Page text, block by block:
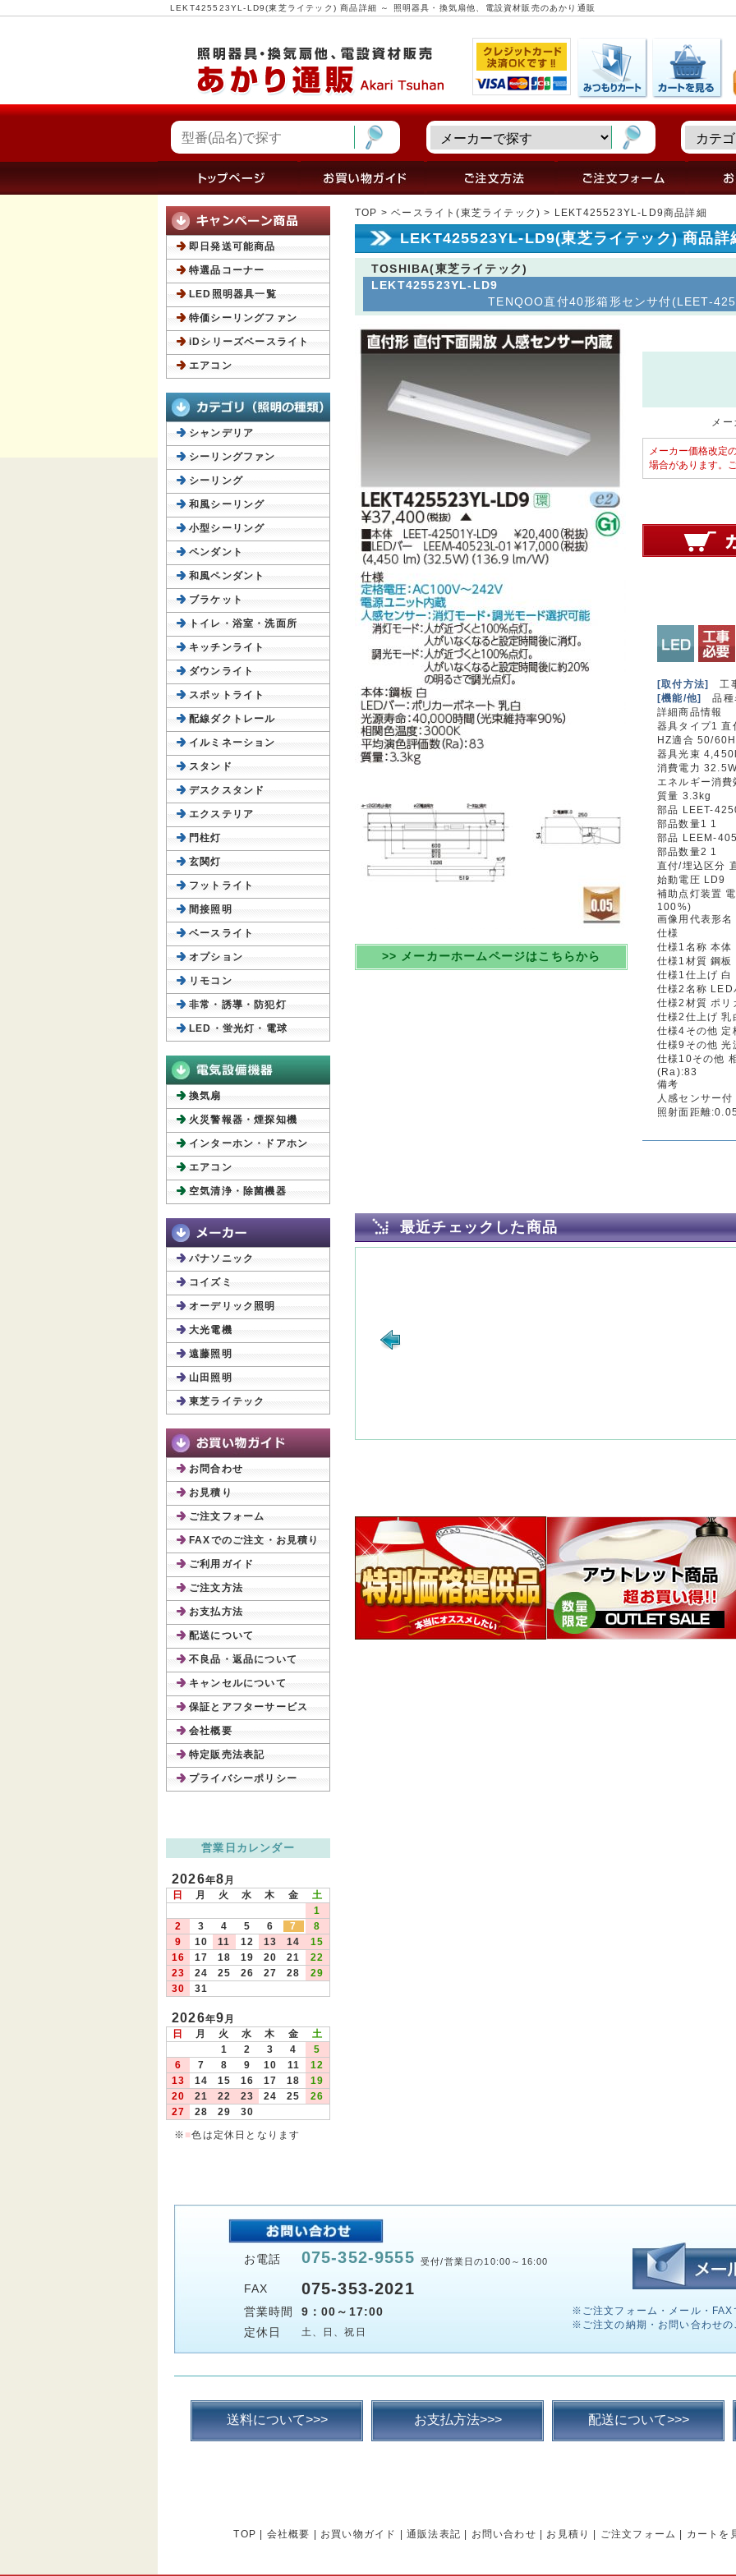
LEKT425523YL-LD9(東芝ライテック) 商品詳細 ～ 照明器具・換気扇他、電設資材販売のあかり通販
TOP >ベースライト(東芝ライテック) > LEKT425523YL-LD9商品詳細
LEKT425523YL-LD9(東芝ライテック) 商品詳
TOSHIBA(東芝ライテック)
LEKT425523YL-LD9
TENQOO直付40形箱形センサ付(LEET-
>> メーカーホームページはこちらから
メ
メーカー価格改定
場合があります。
[取付方法]
工
[機能/他]
品種
詳細商品情報
器具タイプ1 直
HZ適合 50/
器具光束
消費電力
エネルギー消
質量 3.3kg
部品 LEET-
部品数量1 1
部品 LEEM-
部品数量2 1
直付/埋込区分
始動電圧 LD9
補助点灯装置
100%)
画像用代表形
仕様
仕様1名称 本体
仕様1材質 鋼板
仕様1仕上げ 白
仕様2名称 LED
仕様2材質 ポリ
仕様2仕上げ 乳
仕様4その他
仕様9その他
仕様10その他
(Ra):83
備考
人感センサー付
照射面距離
最近チェックした商品
即日発送可能商品
特選品コーナー
LED照明器具一覧
特価シーリングファン
iDシリーズベースライト
エアコン
シャンデリア
シーリングファン
シーリング
和風シーリング
小型シーリング
ペンダント
和風ペンダント
ブラケット
トイレ・浴室・洗面所
キッチンライト
ダウンライト
スポットライト
配線ダクトレール
イルミネーション
スタンド
デスクスタンド
エクステリア
門柱灯
玄関灯
フットライト
間接照明
ベースライト
オプション
リモコン
非常・誘導・防犯灯
LED・蛍光灯・電球
換気扇
火災警報器・煙探知機
インターホン・ドアホン
エアコン
空気清浄・除菌機器
パナソニック
コイズミ
オーデリック照明
大光電機
遠藤照明
山田照明
東芝ライテック
お問合わせ
お見積り
ご注文フォーム
FAXでのご注文・お見積り
ご利用ガイド
ご注文方法
お支払方法
配送について
不良品・返品について
キャンセルについて
保証とアフターサービス
会社概要
特定販売法表記
プライバシーポリシー
営業日カレンダー
2026年8月
日
月 火 水 木 金
土
1
2
3 4 5 6 7
8
9
10 11 12 13 14
15
16
17 18 19 20 21
22
23
24 25 26 27 28
29
30
31
2026年9月
日
月 火 水 木 金
土
1
2 3 4
5
6
7 8 9 10 11
12
13
14 15 16 17 18
19
20
21 22 23 24 25
26
27
28 29
30
※ ■色は定休日となります
お電話 075-352-9555 受付/営業日の10:00～16:00
FAX 075-353-2021
営業時間
9：00～17:00
定休日
土、日、祝日
※ご注文フォーム・メール・
※ご注文の納期・お問い合わせ
送料について>>> お支払方法>>> 配送について>>>
TOP 会社概要 お買い物ガイド 通販法表記 お問い合わせ お見積り ご注文フォーム カートを